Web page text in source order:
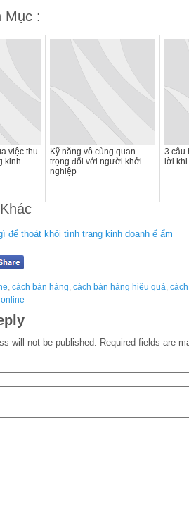
Mục :
việc thu
kinh
Kỹ năng vô cùng quan
trọng đối với người khởi
nghiệp
3 câu
lời
để thoát khỏi tình trạng kinh doanh ế ẩm
, cách bán hàng, cách bán hàng hiệu quả,
will not be published. Required fields are